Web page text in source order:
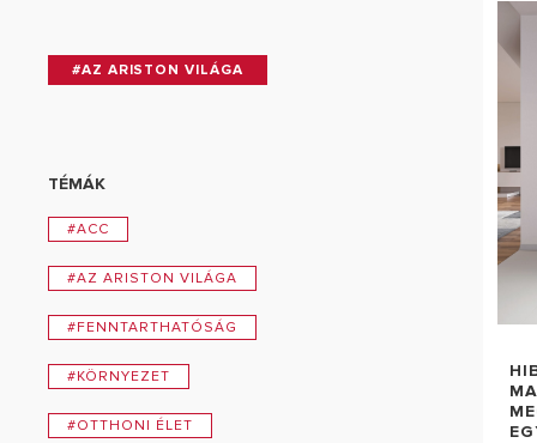
#AZ ARISTON VILÁGA
TÉMÁK
#ACC
#AZ ARISTON VILÁGA
#FENNTARTHATÓSÁG
#KÖRNYEZET
#OTTHONI ÉLET